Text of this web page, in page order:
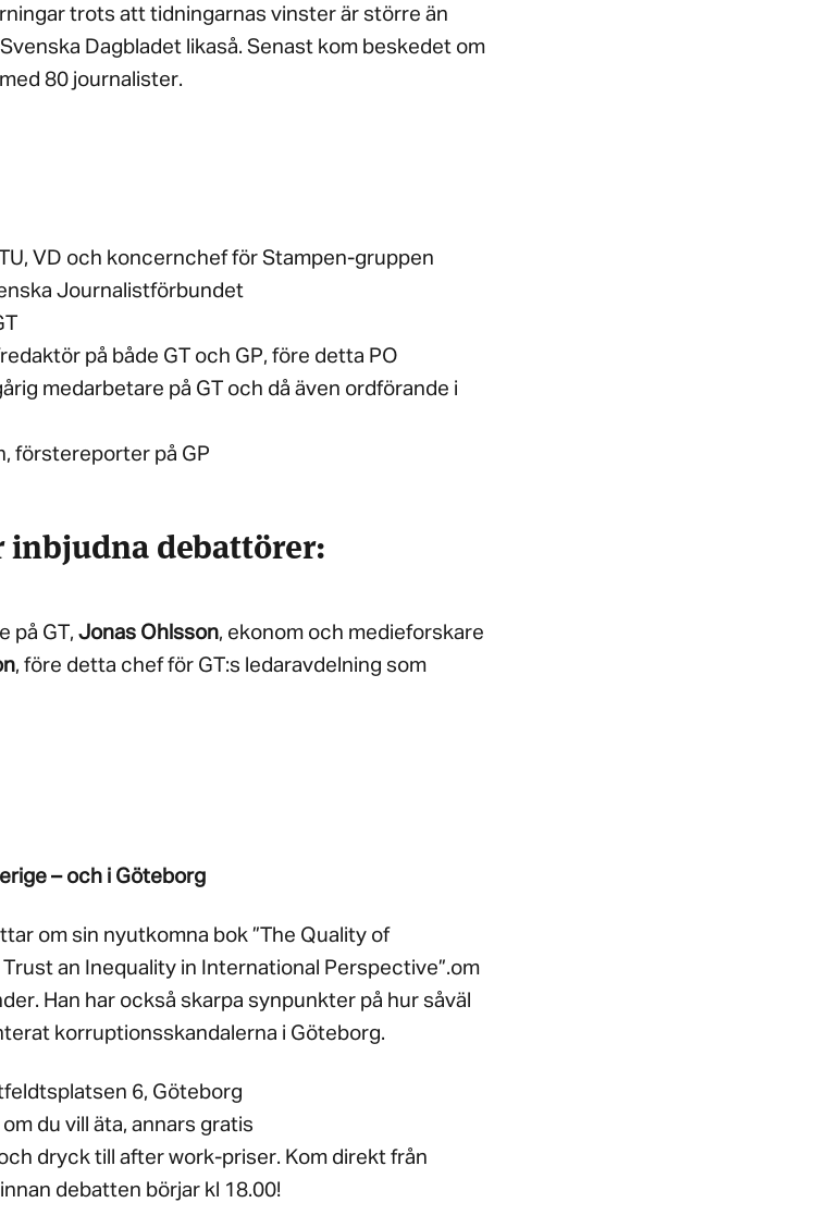
trots att tidningarnas vinster är större än
Dagbladet likaså. Senast kom beskedet om
80 journalister.
VD och koncernchef för Stampen-gruppen
Journalistförbundet
på både GT och GP, före detta PO
medarbetare på GT och då även ordförande i
förstereporter på GP
debattörer:
på GT, Jonas Ohlsson, ekonom och medieforskare
, före detta chef för GT:s ledaravdelning som
– och i Göteborg
om sin nyutkomna bok ”The Quality of
an Inequality in International Perspective”.om
Han har också skarpa synpunkter på hur såväl
korruptionsskandalerna i Göteborg.
6, Göteborg
du vill äta, annars gratis
dryck till after work-priser. Kom direkt från
debatten börjar kl 18.00!